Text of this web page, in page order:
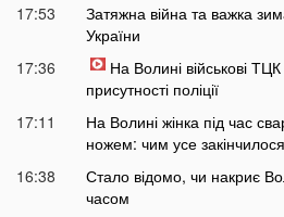
17:53
Затяжна війна та важка
України
17:36
На Волині військові
присутності поліції
17:11
На Волині жінка під час
ножем: чим усе закінчилося
16:38
Стало відомо, чи накриє
часом